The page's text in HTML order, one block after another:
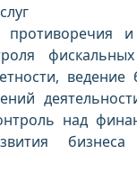
ведение
над